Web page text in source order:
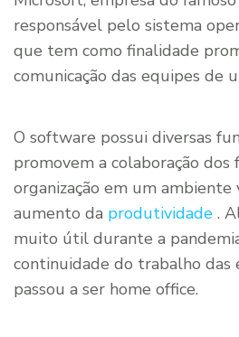
responsável pelo sistema
que tem como finalidade
comunicação das equipes de
O software possui diversas
promovem a colaboração dos
organização em um
aumento da produtividade .
muito útil durante a
continuidade do trabalho das
passou a ser home office.